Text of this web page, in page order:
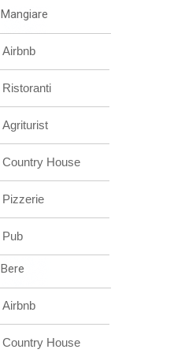
Mangiare
Airbnb
Ristoranti
Agriturist
Country House
Pizzerie
Pub
Bere
Airbnb
Country House